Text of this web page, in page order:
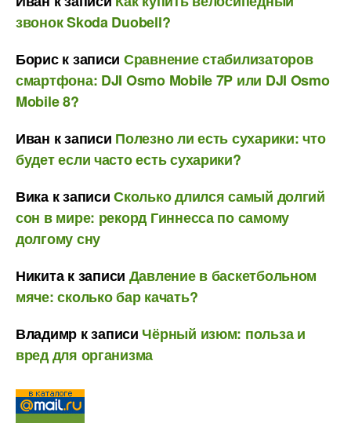
звонок Skoda Duobell?
Бориск записи Сравнение стабилизаторов
смартфона: DJI Osmo Mobile 7P или DJI Osmo
Mobile 8?
Иван к записи Полезно ли есть сухарики: что
будет если часто есть сухарики?
Викак записиСколько длился самый долгий
сон в мире: рекорд Гиннесса по самому
долгому сну
Никитак записи Давление в баскетбольном
мяче: сколько бар качать?
Владимр к записи Чёрный изюм: польза и
вред для организма